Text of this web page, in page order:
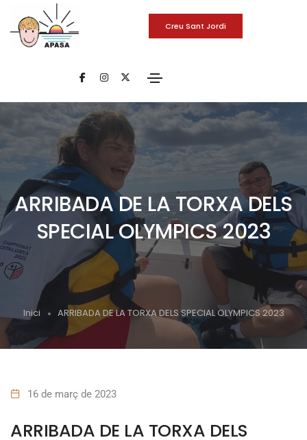
Creu Sant Jordi
ARRIBADA DE LA TORXA DELS
SPECIAL OLYMPICS 2023
Inici ARRIBADA DE LA TORXA DELS SPECIAL OLYMPICS 2023
16 de març de 2023
ARRIBADA DE LA TORXA DELS